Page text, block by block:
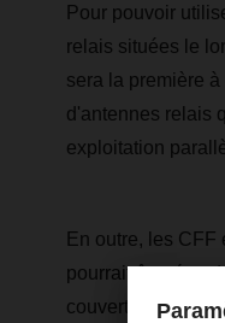
Pour pouvoir
relais situées le
sera la première
d'antennes relais
exploitation
En outre, les
pourrait être
couverture mobile